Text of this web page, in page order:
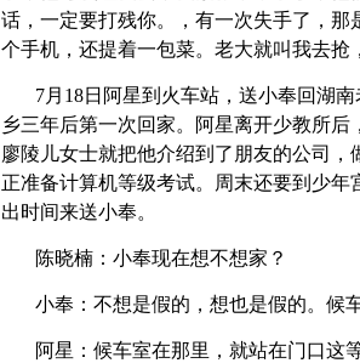
话，一定要打残你。，有一次失手了，那
个手机，还提着一包菜。老大就叫我去抢
7月18日阿星到火车站，送小奉回湖
乡三年后第一次回家。阿星离开少教所后
廖陵儿女士就把他介绍到了朋友的公司，
正准备计算机等级考试。周末还要到少年
出时间来送小奉。
陈晓楠：小奉现在想不想家？
小奉：不想是假的，想也是假的。候
阿星：候车室在那里，就站在门口这